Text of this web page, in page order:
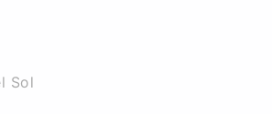
Sol